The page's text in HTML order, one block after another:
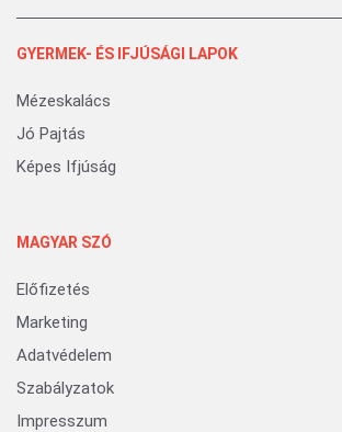
GYERMEK- ÉS IFJÚSÁGI LAPOK
Mézeskalács
Jó Pajtás
Képes Ifjúság
MAGYAR SZÓ
Előfizetés
Marketing
Adatvédelem
Szabályzatok
Impresszum